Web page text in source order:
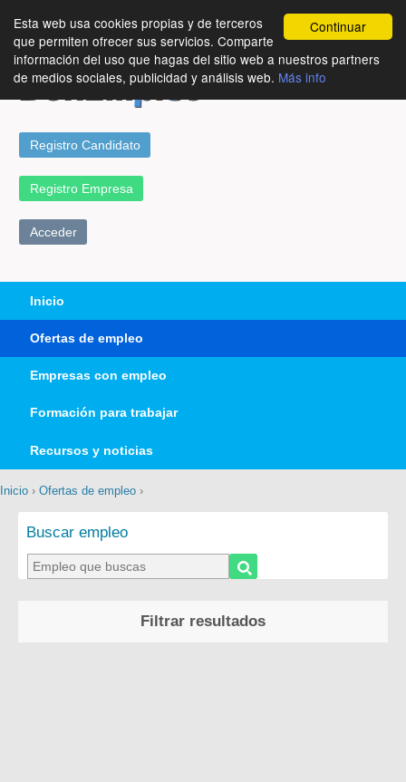
Continuar
Esta web usa cookies propias y de terceros
que permiten ofrecer sus servicios. Comparte
información del uso que hagas del sitio web a nuestros partners
de medios sociales, publicidad y análisis web. Más info
Registro Candidato
Registro Empresa
Acceder
Inicio
Ofertas de empleo
Empresas con empleo
Formación para trabajar
Recursos y noticias
Inicio › Ofertas de empleo ›
Buscar empleo
Filtrar resultados